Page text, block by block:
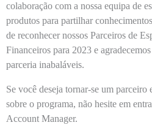
colaboração com a nossa equipa de
produtos para partilhar
de reconhecer nossos Parceiros de
Financeiros para 2023 e
parceria inabaláveis.
Se você deseja tornar-se um parceiro
sobre o programa, não hesite em
Account Manager.